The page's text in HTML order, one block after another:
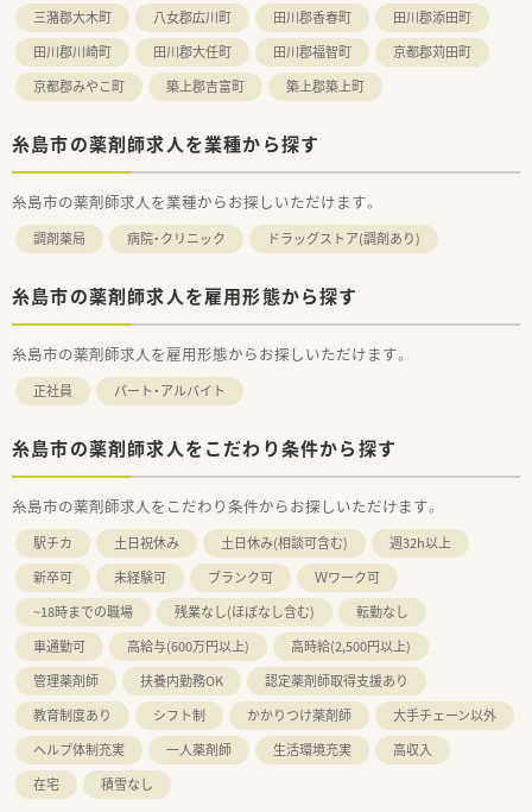
三潴郡大木町
八女郡広川町 田川郡香春町
田川郡添田町
田川郡川崎町
田川郡大任町 田川郡福智町
京都郡苅田町
京都郡みやこ町
築上郡吉富町 築上郡築上町
糸島市の薬剤師求人を業種から探す
糸島市の薬剤師求人を業種からお探しいただけます。
調剤薬局 病院・クリニック ドラッグストア(調剤あり)
糸島市の薬剤師求人を雇用形態から探す
糸島市の薬剤師求人を雇用形態からお探しいただけます。
正社員 パート・アルバイト
糸島市の薬剤師求人をこだわり条件から探す
糸島市の薬剤師求人をこだわり条件からお探しいただけます。
駅チカ 土日祝休み 土日休み(相談可含む)
週32h以上
新卒可
未経験可 ブランク可
Ｗワーク可
~18時までの職場
残業なし(ほぼなし含む)
転勤なし
車通勤可
高給与(600万円以上)
高時給(2,500円以上)
管理薬剤師
扶養内勤務OK
認定薬剤師取得支援あり
教育制度あり
シフト制 かかりつけ薬剤師
大手チェーン以外
ヘルプ体制充実
一人薬剤師 生活環境充実
高収入
在宅
積雪なし